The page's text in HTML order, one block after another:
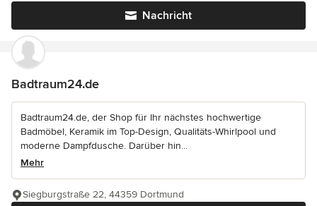
Nachricht
Badtraum24.de
Badtraum24.de, der Shop für Ihr nächstes hochwertige
Badmöbel, Keramik im Top-Design, Qualitäts-Whirlpool und
moderne Dampfdusche. Darüber hin...
Mehr
Siegburgstraße 22, 44359 Dortmund